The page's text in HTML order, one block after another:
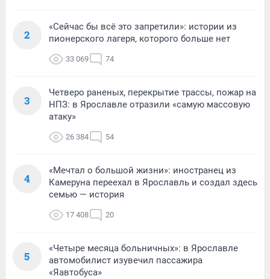
2
«Сейчас бы всё это запретили»: истории из
пионерского лагеря, которого больше нет
33 069 74
3
Четверо раненых, перекрытие трассы, пожар на
НПЗ: в Ярославле отразили «самую массовую
атаку»
26 384 54
4
«Мечтал о большой жизни»: иностранец из
Камеруна переехал в Ярославль и создал здесь
семью — история
17 408 20
5
«Четыре месяца больничных»: в Ярославле
автомобилист изувечил пассажира
«Яавтобуса»